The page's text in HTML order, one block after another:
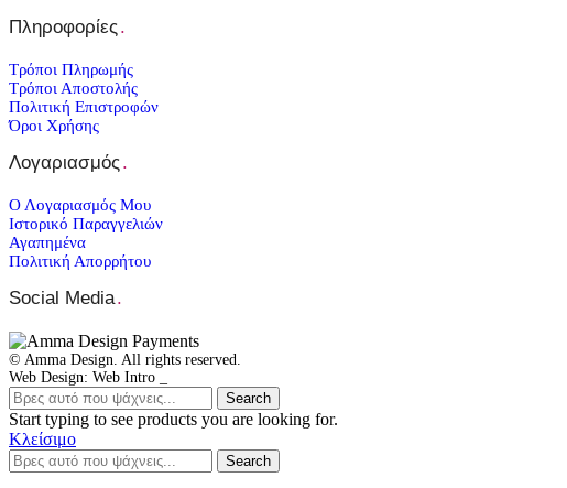
Πληροφορίες.
Τρόποι Πληρωμής
Τρόποι Αποστολής
Πολιτική Επιστροφών
Όροι Χρήσης
Λογαριασμός.
Ο Λογαριασμός Μου
Ιστορικό Παραγγελιών
Αγαπημένα
Πολιτική Απορρήτου
Social Media.
© Amma Design. All rights reserved.
Web Design: Web Intro _
Search
Start typing to see products you are looking for.
Κλείσιμο
Search